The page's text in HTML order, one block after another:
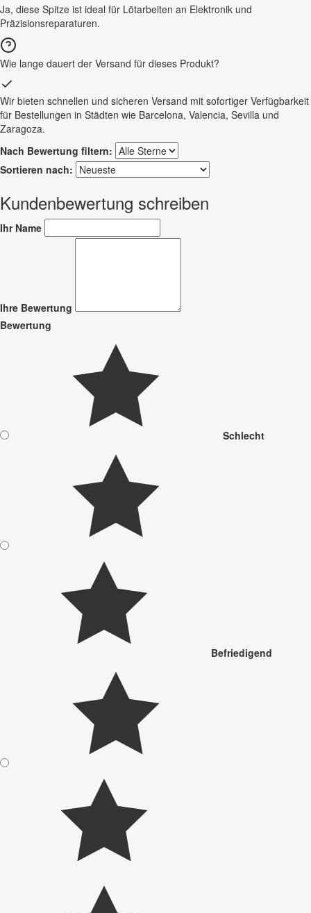
Ja, diese Spitze ist ideal für Lötarbeiten an Elektronik und
Präzisionsreparaturen.
Wie lange dauert der Versand für dieses Produkt?
Wir bieten schnellen und sicheren Versand mit sofortiger Verfügbarkeit
für Bestellungen in Städten wie Barcelona, Valencia, Sevilla und
Zaragoza.
Nach Bewertung filtern:
Sortieren nach:
Kundenbewertung schreiben
Ihr Name
Ihre Bewertung
Bewertung
Schlecht
Befriedigend